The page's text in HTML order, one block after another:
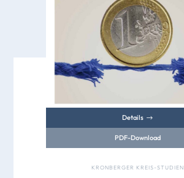
Details
PDF-Download
KRONBERGER KREIS-STUDIEN